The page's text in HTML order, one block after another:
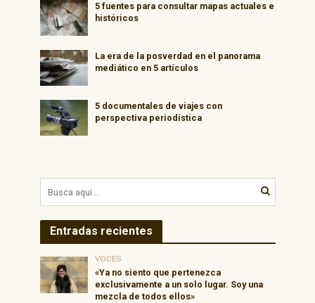
5 fuentes para consultar mapas actuales e
históricos
La era de la posverdad en el panorama
mediático en 5 artículos
5 documentales de viajes con
perspectiva periodística
Entradas recientes
VOCES
«Ya no siento que pertenezca
exclusivamente a un solo lugar. Soy una
mezcla de todos ellos»